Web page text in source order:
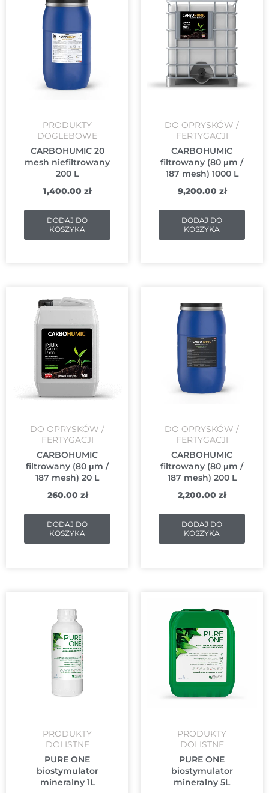
PRODUKTY
DOGLEBOWE
CARBOHUMIC 20
mesh niefiltrowany
200 L
1,400.00 zł
DODAJ DO
KOSZYKA
DO OPRYSKÓW /
FERTYGACJI
CARBOHUMIC
filtrowany (80 μm /
187 mesh) 1000 L
9,200.00 zł
DODAJ DO
KOSZYKA
DO OPRYSKÓW /
FERTYGACJI
CARBOHUMIC
filtrowany (80 μm /
187 mesh) 20 L
260.00 zł
DODAJ DO
KOSZYKA
DO OPRYSKÓW /
FERTYGACJI
CARBOHUMIC
filtrowany (80 μm /
187 mesh) 200 L
2,200.00 zł
DODAJ DO
KOSZYKA
PRODUKTY
DOLISTNE
PURE ONE
biostymulator
mineralny 1L
PRODUKTY
DOLISTNE
PURE ONE
biostymulator
mineralny 5L